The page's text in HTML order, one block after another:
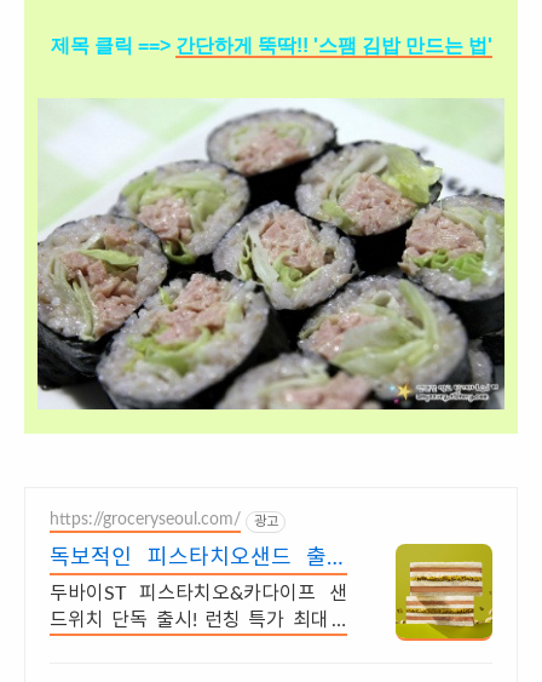
제목 클릭 ==> 간단하게 뚝딱!! '스팸 김밥 만드는 법'
https://groceryseoul.com/ 광고
독보적인 피스타치오샌드 출시
신규회원 1만원 쿠폰팩 증정
두바이ST 피스타치오&카다이프 샌
드위치 단독 출시! 런칭 특가 최대 4